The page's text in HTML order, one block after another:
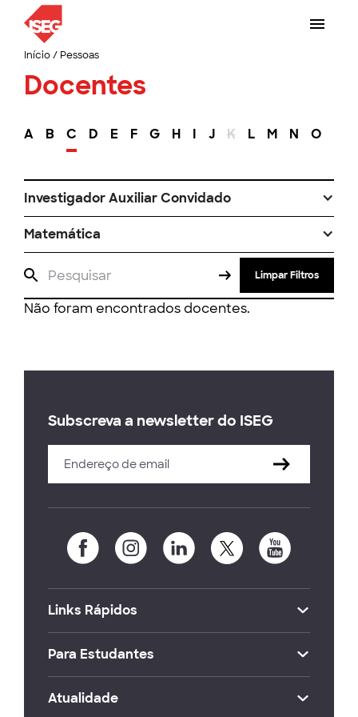
Início/ Pessoas
Docentes
A B C D E F G H I J K L M N O
Investigador Auxiliar Convidado
Matemática
Limpar Filtros
Não foram encontrados docentes.
Subscreva a newsletter do ISEG
Links Rápidos
Para Estudantes
Atualidade